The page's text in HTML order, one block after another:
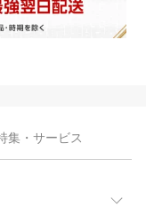
集・サービス